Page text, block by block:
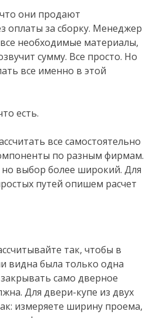
они продают
оплаты за сборку. Менеджер
необходимые материалы,
сумму. Все просто. Но
все именно в этой
есть.
все самостоятельно
по разным фирмам.
выбор более широкий. Для
путей опишем расчет
так, чтобы в
видна была только одна
само дверное
Для двери-купе из двух
измеряете ширину проема,